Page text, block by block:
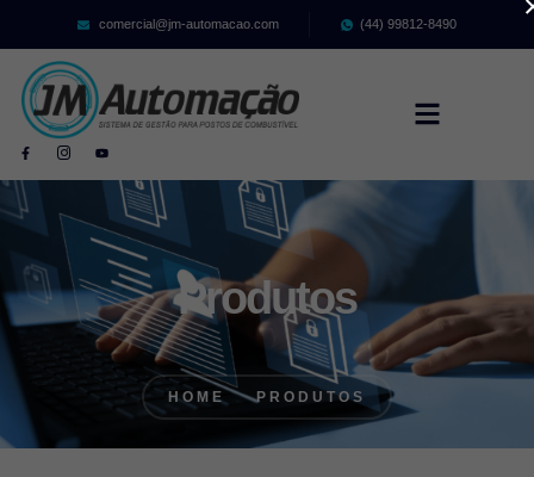
comercial@jm-automacao.com (44) 99812-8490
Produtos
HOME PRODUTOS